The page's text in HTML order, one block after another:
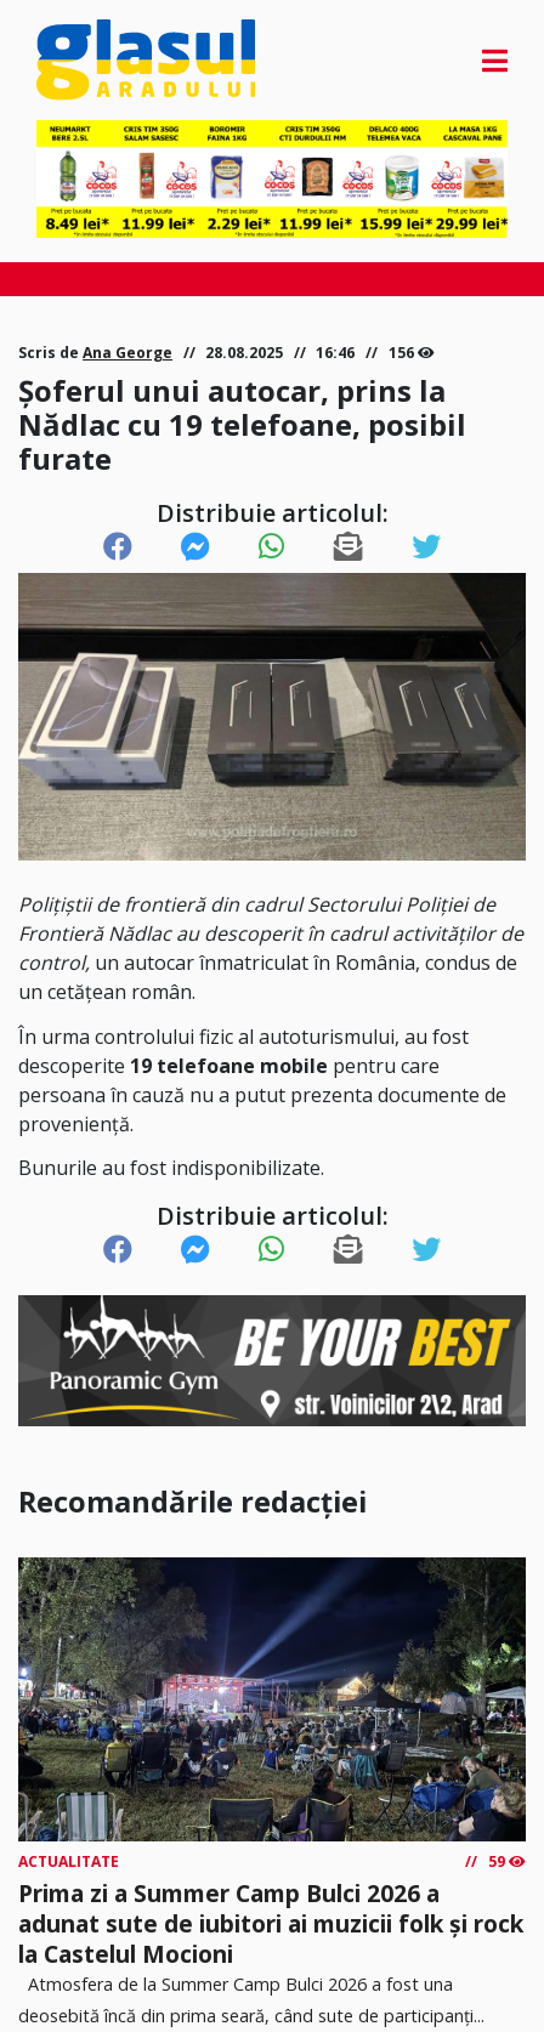
Scris de Ana George 28.08.2025 16:46 156
Șoferul unui autocar, prins la
Nădlac cu 19 telefoane, posibil
furate
Distribuie articolul:
Poliţiştii de frontieră din cadrul Sectorului Poliției de
Frontieră Nădlac au descoperit în cadrul activităților de
control, un autocar înmatriculat în România, condus de
un cetățean român.
În urma controlului fizic al autoturismului, au fost
descoperite 19 telefoane mobile pentru care
persoana în cauză nu a putut prezenta documente de
proveniență.
Bunurile au fost indisponibilizate.
Distribuie articolul:
Recomandările redacției
ACTUALITATE 59
Prima zi a Summer Camp Bulci 2026 a
adunat sute de iubitori ai muzicii folk și rock
la Castelul Mocioni
Atmosfera de la Summer Camp Bulci 2026 a fost una
deosebită încă din prima seară, când sute de participanți...